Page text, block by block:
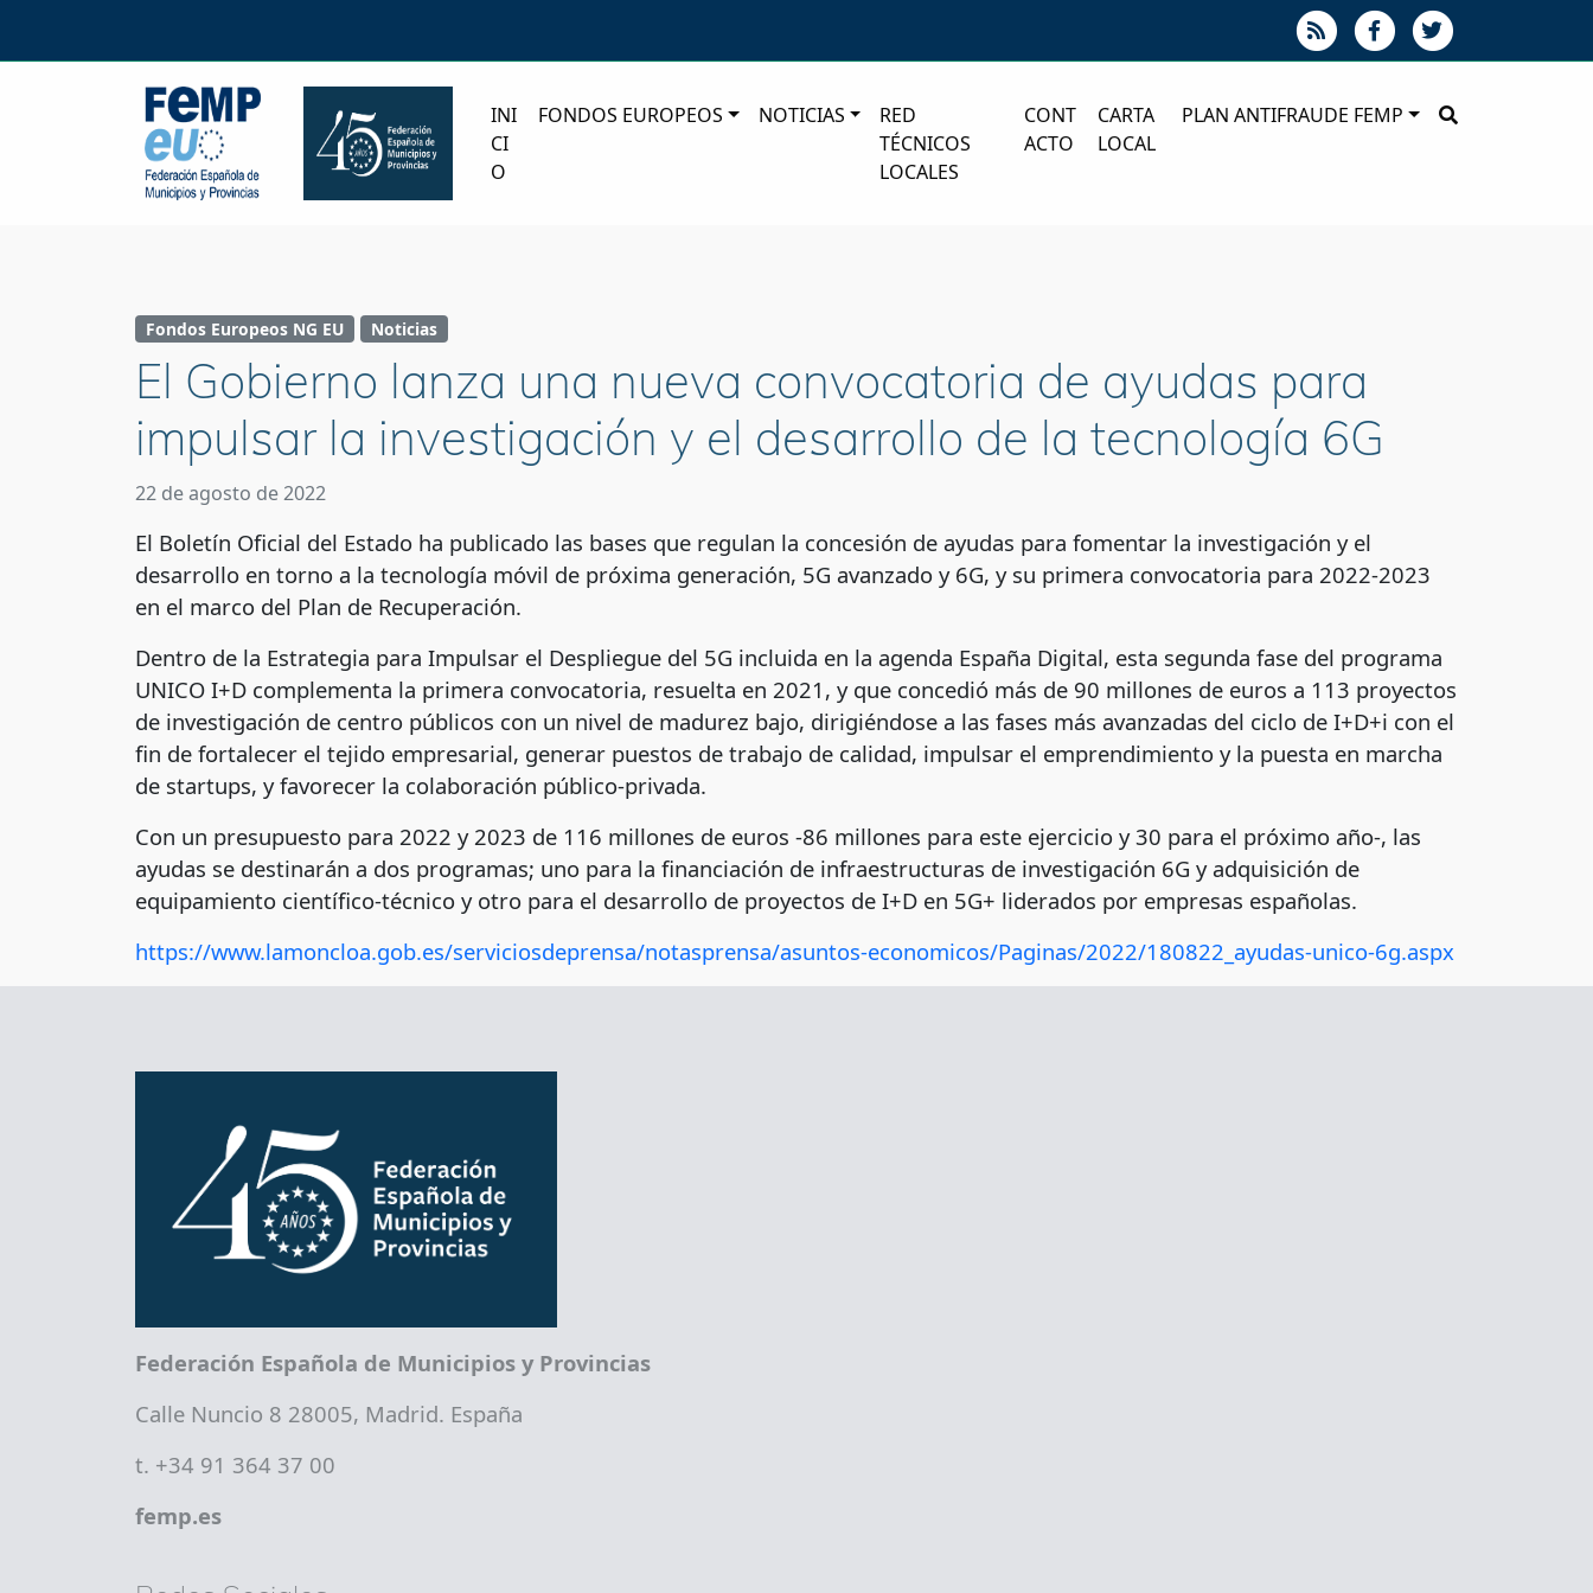
INI
CI
O
FONDOS EUROPEOS NOTICIAS
RED
TÉCNICOS
LOCALES
CONT
ACTO
CARTA
LOCAL
PLAN ANTIFRAUDE FEMP
Fondos Europeos NG EU Noticias
El Gobierno lanza una nueva convocatoria de ayudas para
impulsar la investigación y el desarrollo de la tecnología 6G
22 de agosto de 2022
El Boletín Oficial del Estado ha publicado las bases que regulan la concesión de ayudas para fomentar la investigación y el
desarrollo en torno a la tecnología móvil de próxima generación, 5G avanzado y 6G, y su primera convocatoria para 2022-2023
en el marco del Plan de Recuperación.
Dentro de la Estrategia para Impulsar el Despliegue del 5G incluida en la agenda España Digital, esta segunda fase del programa
UNICO I+D complementa la primera convocatoria, resuelta en 2021, y que concedió más de 90 millones de euros a 113 proyectos
de investigación de centro públicos con un nivel de madurez bajo, dirigiéndose a las fases más avanzadas del ciclo de I+D+i con el
fin de fortalecer el tejido empresarial, generar puestos de trabajo de calidad, impulsar el emprendimiento y la puesta en marcha
de startups, y favorecer la colaboración público-privada.
Con un presupuesto para 2022 y 2023 de 116 millones de euros -86 millones para este ejercicio y 30 para el próximo año-, las
ayudas se destinarán a dos programas; uno para la financiación de infraestructuras de investigación 6G y adquisición de
equipamiento científico-técnico y otro para el desarrollo de proyectos de I+D en 5G+ liderados por empresas españolas.
https://www.lamoncloa.gob.es/serviciosdeprensa/notasprensa/asuntos-economicos/Paginas/2022/180822_ayudas-unico-6g.aspx
Federación Española de Municipios y Provincias
Calle Nuncio 8 28005, Madrid. España
t. +34 91 364 37 00
femp.es